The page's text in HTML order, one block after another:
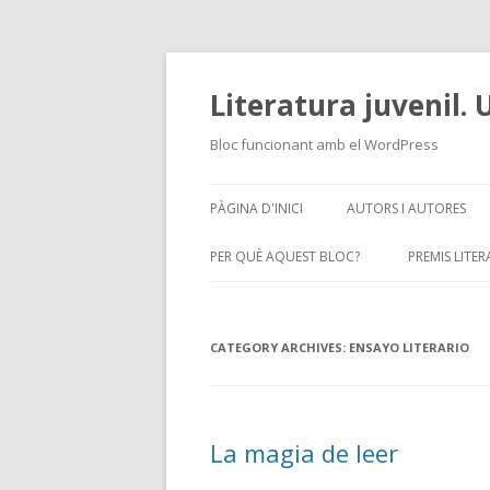
Literatura juvenil.
Bloc funcionant amb el WordPress
PÀGINA D'INICI AUTORS I AUTORES
ANA ALCOLEA
EN CASA DE ANA Mª
NEUSCHÄFER-CARLÓN
PER QUÈ AQUEST BLOC?
QUÉ ENTENEM PER LITERATURA
PREMIS
CATEGORY ARCHIVES: ENSAYO LITERARIO
La magia de leer